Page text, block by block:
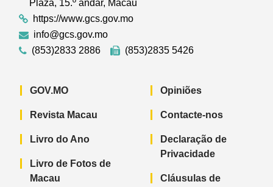
Plaza, 15.º andar, Macau
https://www.gcs.gov.mo
info@gcs.gov.mo
(853)2833 2886
(853)2835 5426
GOV.MO
Revista Macau
Livro do Ano
Livro de Fotos de
Macau
Opiniões
Contacte-nos
Declaração de
Privacidade
Cláusulas de